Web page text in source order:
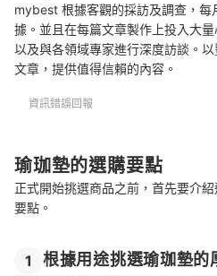
推薦十大瑜珈墊人氣排行榜
選購瑜珈墊的常見問題
Q：新手應該選擇怎樣的瑜珈墊？
Q：瑜珈墊越輕越好嗎？
Q：瑜珈墊也能用來健身嗎？
專家・達人愛用瑜珈墊推薦
mybest 根據客觀的採訪及調查，
據。並且在每篇文章製作上投入大
以及與各領域專家進行深度訪談。
文章，提供值得信賴的內容。
資訊錯誤回報
瑜珈墊的選購要點
正式開始挑選商品之前，首先要介
要點。
1 根據用途挑選瑜珈墊的